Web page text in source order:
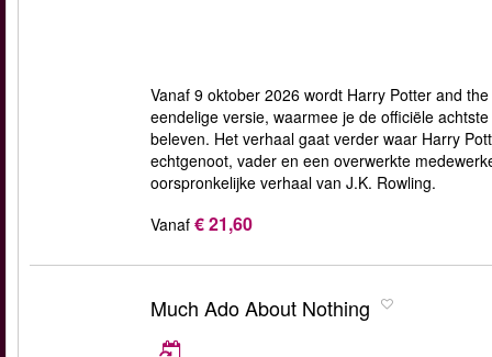
Vanaf 9 oktober 2026 wordt Harry Potter and
eendelige versie, waarmee je de officiële
beleven. Het verhaal gaat verder waar Harry
echtgenoot, vader en een overwerkte
oorspronkelijke verhaal van J.K. Rowling.
Vanaf € 21,60
Much Ado About Nothing